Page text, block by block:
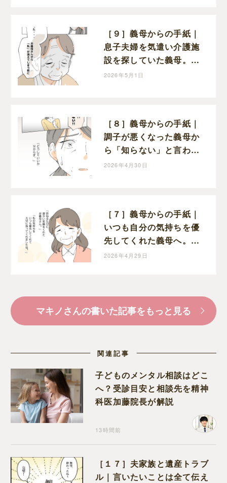
［９］義母からの手紙｜
息子夫婦を気遣い介護施
設を探していた義母。も
っと早く感謝を伝えたか
2026年5月1日
［８］義母からの手紙｜
調子が悪くなった義母か
ら「知らない」と言われ
てショックを受ける嫁
2026年4月30日
［７］義母からの手紙｜
いつも自分の気持ちを優
先してくれた義母へ。嫁
から今までの感謝の気持
2026年4月29日
マキノさんの書いた記事をもっと見る
関連記事
子どものメンタル相談はどこ
へ？受診目安と相談先を精神
科医加藤院長が解説
13時間前
［１７］夫家族と遺産トラブ
ル｜言いたいことは全て伝え